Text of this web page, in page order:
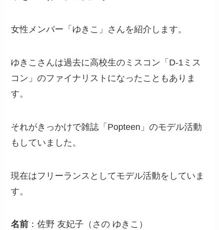
女性メンバー「ゆきこ」さんを紹介します。
ゆきこさんは過去に高校生のミスコン「D-1ミス
コン」のファイナリストになったこともありま
す。
それがきっかけで雑誌「Popteen」のモデル活動
もしていました。
現在はフリーランスとしてモデル活動をしていま
す。
名前 ：佐野 友妃子（さの ゆきこ）